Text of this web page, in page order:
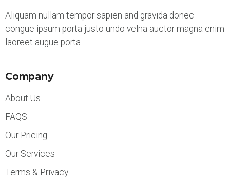
Aliquam nullam tempor sapien and gravida donec
congue ipsum porta justo undo velna auctor magna enim
laoreet augue porta
Company
About Us
FAQS
Our Pricing
Our Services
Terms & Privacy